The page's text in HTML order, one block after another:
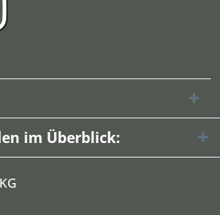
im Überblick: